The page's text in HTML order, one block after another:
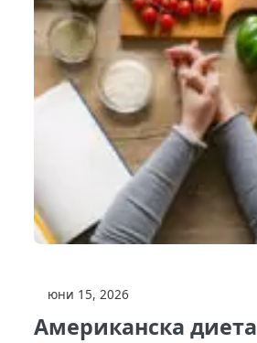
юни 15, 2026
Американска диета